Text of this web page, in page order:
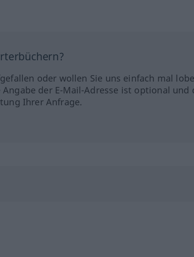
oder wollen Sie uns einfach mal
der E-Mail-Adresse ist optional und
Ihrer Anfrage.